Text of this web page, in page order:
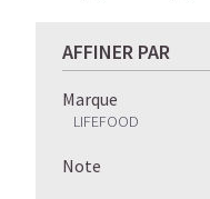
AFFINER PAR
Marque
LIFEFOOD
Note